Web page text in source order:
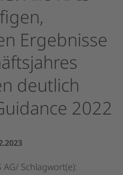
Ergebnisse
deutlich
2022
AG/ Schlagwort(e):